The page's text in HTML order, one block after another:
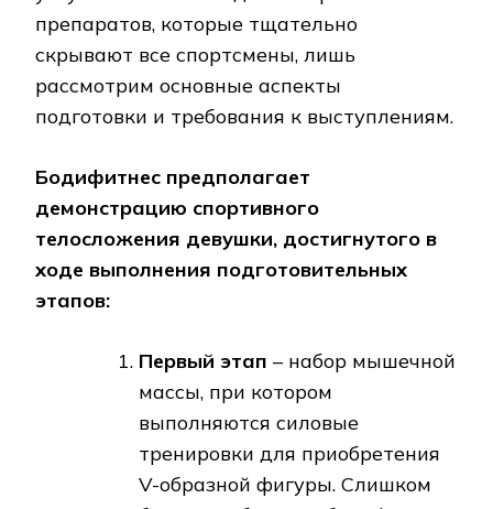
препаратов, которые тщательно
скрывают все спортсмены, лишь
рассмотрим основные аспекты
подготовки и требования к выступлениям.
Бодифитнес предполагает
демонстрацию спортивного
телосложения девушки, достигнутого в
ходе выполнения подготовительных
этапов:
Первый этап – набор мышечной
массы, при котором
выполняются силовые
тренировки для приобретения
V-образной фигуры. Слишком